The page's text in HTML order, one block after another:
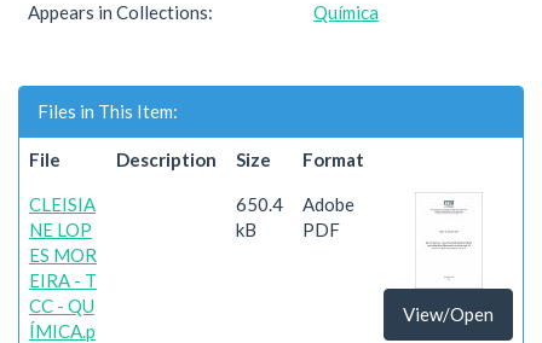
Appears in Collections: Química
Files in This Item:
File Description Size Format
CLEISIA
NE LOP
ES MOR
EIRA - T
CC - QU
ÍMICA.p
650.4
kB
Adobe
PDF
View/Open